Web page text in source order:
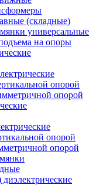
(складные)
универсальные
на опоры
опорой
опорой
опорой
опорой